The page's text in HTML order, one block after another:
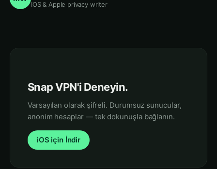
IOS & Apple privacy writer
Snap VPN'i Deneyin.
Varsayılan olarak şifreli. Durumsuz sunucular,
anonim hesaplar — tek dokunuşla bağlanın.
iOS için İndir